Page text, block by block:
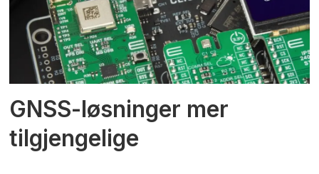
GNSS-løsninger mer
tilgjengelige